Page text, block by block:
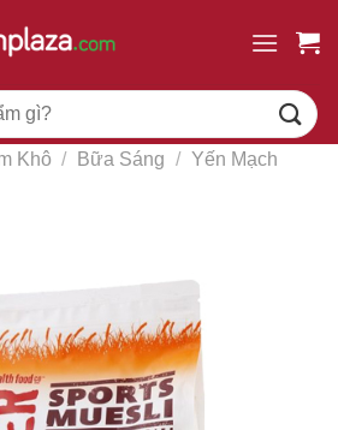
Khô / Bữa Sáng / Yến Mạch